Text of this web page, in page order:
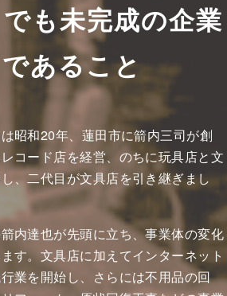
も未完成の企業
であること
昭和20年、蓮田市に箭内三司が創
コード店を経営、のちに玩具店と文
、二代目が文具店を引き継ぎまし
内達也が先頭に立ち、事業体の変化
す。文具店に加えてインターネット
業を開始し、さらには不用品の回